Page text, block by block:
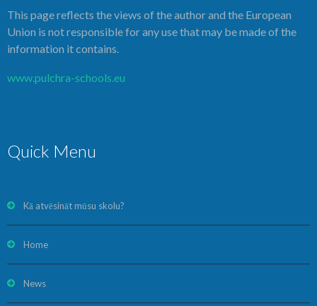
This page reflects the views of the author and the European
Union is not responsible for any use that may be made of the
information it contains.
www.pulchra-schools.eu
Quick Menu
Kā atvēsināt mūsu skolu?
Home
News